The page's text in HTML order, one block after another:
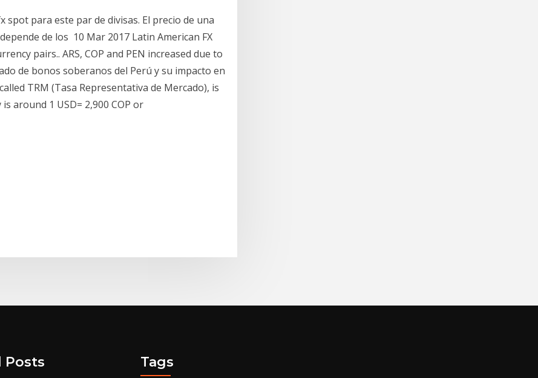
para este par de divisas. El precio de una
de los 10 Mar 2017 Latin American FX
pairs.. ARS, COP and PEN increased due to
de bonos soberanos del Perú y su impacto en
TRM (Tasa Representativa de Mercado), is
around 1 USD= 2,900 COP or
Posts Tags